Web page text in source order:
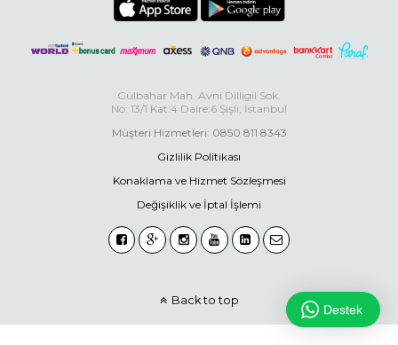
Gülbahar Mah. Avni Dilligil Sok.
No: 13/1 Kat:4 Daire:6 Şişli, İstanbul
Müşteri Hizmetleri: 0850 811 8343
Gizlilik Politikası
Konaklama ve Hizmet Sözleşmesi
Değişiklik ve İptal İşlemi
Back to top
Destek